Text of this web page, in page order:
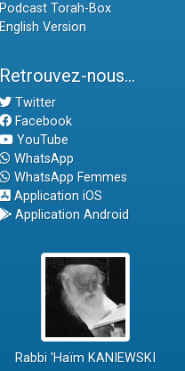
Podcast Torah-Box
English Version
Retrouvez-nous...
Twitter
Facebook
YouTube
WhatsApp
WhatsApp Femmes
Application iOS
Application Android
Rabbi 'Haïm KANIEWSKI